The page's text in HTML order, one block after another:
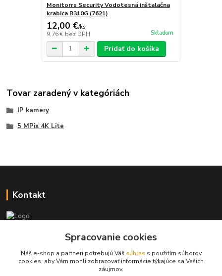
Monitorrs Security Vodotesná inštalačna
krabica B310G (7621)
12,00 €/ks
9,76 € bez DPH Skladom
Pridať do košíka
Tovar zaradený v kategóriách
IP kamery
5 MPix 4K Lite
Kontakt
+421 917 869 471, +421 917 817 905
info@monitorrs.com
Spracovanie cookies
Náš e-shop a partneri potrebujú Váš súhlas s použitím súborov
cookies, aby Vám mohli zobrazovať informácie týkajúce sa Vašich
záujmov.